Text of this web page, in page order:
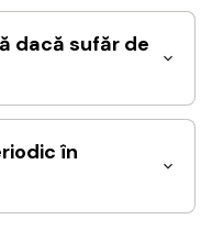
dacă sufăr de
în